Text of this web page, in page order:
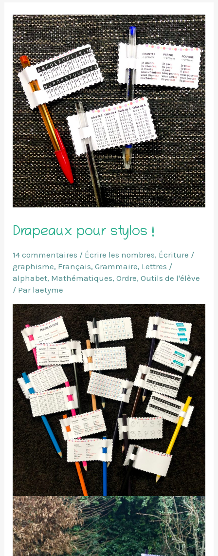
Drapeaux pour stylos !
14 commentaires / Écrire les nombres, Écriture /
graphisme, Français,Grammaire, Lettres /
alphabet, Mathématiques,Ordre,Outils de l'élève
/ Par laetyme